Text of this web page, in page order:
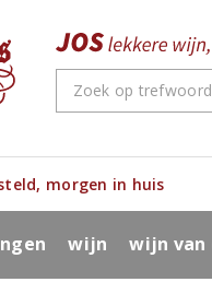
morgen in huis
wijn wijn van